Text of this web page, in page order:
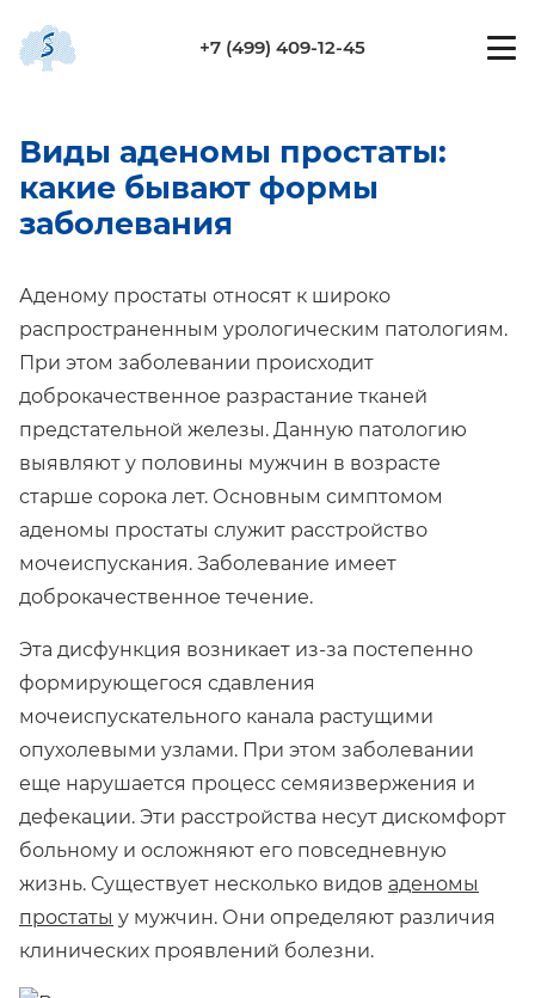
+7 (499) 409-12-45
Виды аденомы простаты:
какие бывают формы
заболевания
Аденому простаты относят к широко
распространенным урологическим патологиям.
При этом заболевании происходит
доброкачественное разрастание тканей
предстательной железы. Данную патологию
выявляют у половины мужчин в возрасте
старше сорока лет. Основным симптомом
аденомы простаты служит расстройство
мочеиспускания. Заболевание имеет
доброкачественное течение.
Эта дисфункция возникает из-за постепенно
формирующегося сдавления
мочеиспускательного канала растущими
опухолевыми узлами. При этом заболевании
еще нарушается процесс семяизвержения и
дефекации. Эти расстройства несут дискомфорт
больному и осложняют его повседневную
жизнь. Существует несколько видов аденомы
простаты у мужчин. Они определяют различия
клинических проявлений болезни.